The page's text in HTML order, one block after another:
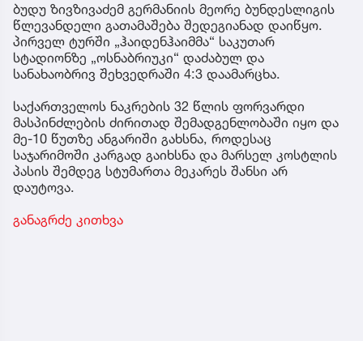
ბუდუ ზივზივაძემ გერმანიის მეორე ბუნდესლიგის
წლევანდელი გათამაშება შედეგიანად დაიწყო.
პირველ ტურში „ჰაიდენჰაიმმა“ საკუთარ
სტადიონზე „ოსნაბრიუკი“ დაძაბულ და
სანახაობრივ შეხვედრაში 4:3 დაამარცხა.
საქართველოს ნაკრების 32 წლის ფორვარდი
მასპინძლების ძირითად შემადგენლობაში იყო და
მე-10 წუთზე ანგარიში გახსნა, როდესაც
საჯარიმოში კარგად გაიხსნა და მარსელ კოსტლის
პასის შემდეგ სტუმართა მეკარეს შანსი არ
დაუტოვა.
განაგრძე კითხვა